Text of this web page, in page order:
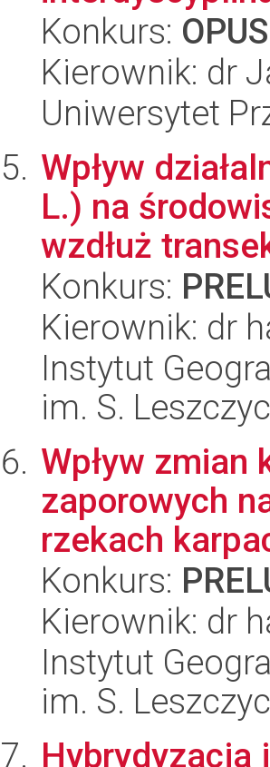
Konkurs:
Kierownik: dr
Uniwersytet
Wpływ
L.) na
wzdłuż
Konkurs:
Kierownik: dr
Instytut
im. S.
Wpływ zmian
zaporowych
rzekach
Konkurs:
Kierownik: dr
Instytut
im. S.
Hybrydyzacja